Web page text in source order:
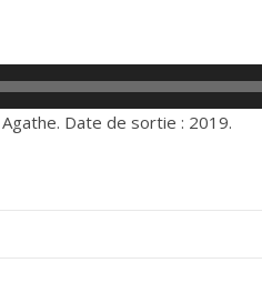
Date de sortie : 2019.